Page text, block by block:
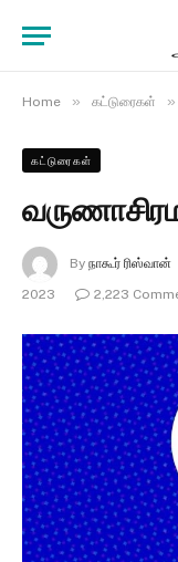
Home » கட்டுரைகள் »
கட்டுரைகள்
By நாகூர் ரிஸ்வான்
2023
2,223